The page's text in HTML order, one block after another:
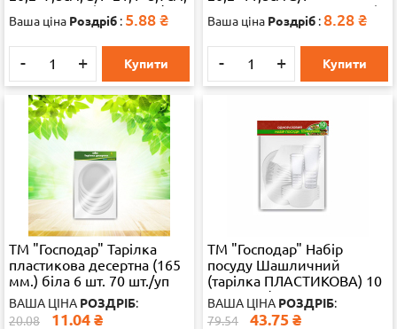
Висота 3,8см) 1000 шт./ящ.
65324
Ваша ціна Роздріб : 5.88 ₴
- + Купити
21,1*12,7см,Висота 3,8см)
700 шт./ящ. 65324
Ваша ціна Роздріб : 8.28 ₴
- + Купити
ТМ "Господар" Тарілка
пластикова десертна (165
мм.) біла 6 шт. 70 шт./уп
УВ19
ВАША ЦІНА РОЗДРІБ:
20.08
11.04 ₴
ТМ "Господар" Набір
посуду Шашличний
(тарілка ПЛАСТИКОВА) 10
персон 1/30
ВАША ЦІНА РОЗДРІБ:
79.54
43.75 ₴